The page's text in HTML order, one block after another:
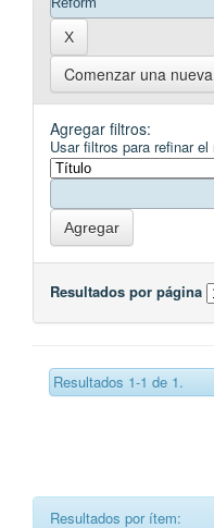
Comenzar una
Agregar filtros:
Usar filtros para refinar
Resultados por página
Resultados 1-1 de 1.
Resultados por ítem: